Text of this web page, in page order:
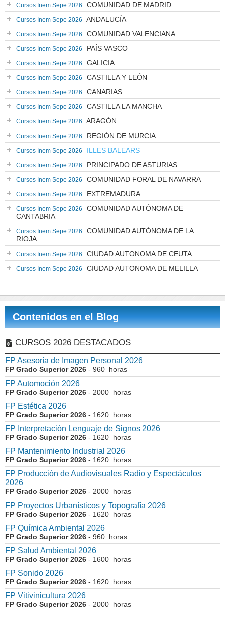
Cursos Inem Sepe 2026 COMUNIDAD DE MADRID
Cursos Inem Sepe 2026 ANDALUCÍA
Cursos Inem Sepe 2026 COMUNIDAD VALENCIANA
Cursos Inem Sepe 2026 PAÍS VASCO
Cursos Inem Sepe 2026 GALICIA
Cursos Inem Sepe 2026 CASTILLA Y LEÓN
Cursos Inem Sepe 2026 CANARIAS
Cursos Inem Sepe 2026 CASTILLA LA MANCHA
Cursos Inem Sepe 2026 ARAGÓN
Cursos Inem Sepe 2026 REGIÓN DE MURCIA
Cursos Inem Sepe 2026 ILLES BALEARS
Cursos Inem Sepe 2026 PRINCIPADO DE ASTURIAS
Cursos Inem Sepe 2026 COMUNIDAD FORAL DE NAVARRA
Cursos Inem Sepe 2026 EXTREMADURA
Cursos Inem Sepe 2026
COMUNIDAD AUTÓNOMA DE
CANTABRIA
Cursos Inem Sepe 2026
COMUNIDAD AUTÓNOMA DE LA
RIOJA
Cursos Inem Sepe 2026 CIUDAD AUTONOMA DE CEUTA
Cursos Inem Sepe 2026 CIUDAD AUTONOMA DE MELILLA
Contenidos en el Blog
CURSOS 2026 DESTACADOS
FP Asesoría de Imagen Personal 2026
FP Grado Superior 2026 - 960 horas
FP Automoción 2026
FP Grado Superior 2026 - 2000 horas
FP Estética 2026
FP Grado Superior 2026 - 1620 horas
FP Interpretación Lenguaje de Signos 2026
FP Grado Superior 2026 - 1620 horas
FP Mantenimiento Industrial 2026
FP Grado Superior 2026 - 1620 horas
FP Producción de Audiovisuales Radio y Espectáculos
2026
FP Grado Superior 2026 - 2000 horas
FP Proyectos Urbanísticos y Topografía 2026
FP Grado Superior 2026 - 1620 horas
FP Química Ambiental 2026
FP Grado Superior 2026 - 960 horas
FP Salud Ambiental 2026
FP Grado Superior 2026 - 1600 horas
FP Sonido 2026
FP Grado Superior 2026 - 1620 horas
FP Vitivinicultura 2026
FP Grado Superior 2026 - 2000 horas